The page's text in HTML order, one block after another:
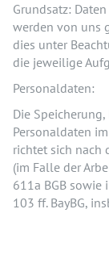
Grundsatz:
werden von uns
dies unter
die jeweilige
Personaldaten:
Die
Personaldaten
richtet sich nach
(im Falle der
611a BGB sowie
103 ff. BayBG,